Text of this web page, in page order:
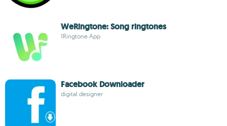
WeRingtone: Song ringtones
1Ringtone App
Facebook Downloader
digital designer